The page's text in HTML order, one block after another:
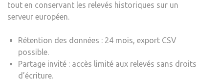
tout en conservant les relevés historiques sur un
serveur européen.
Rétention des données : 24 mois, export CSV
possible.
Partage invité : accès limité aux relevés sans droits
d’écriture.